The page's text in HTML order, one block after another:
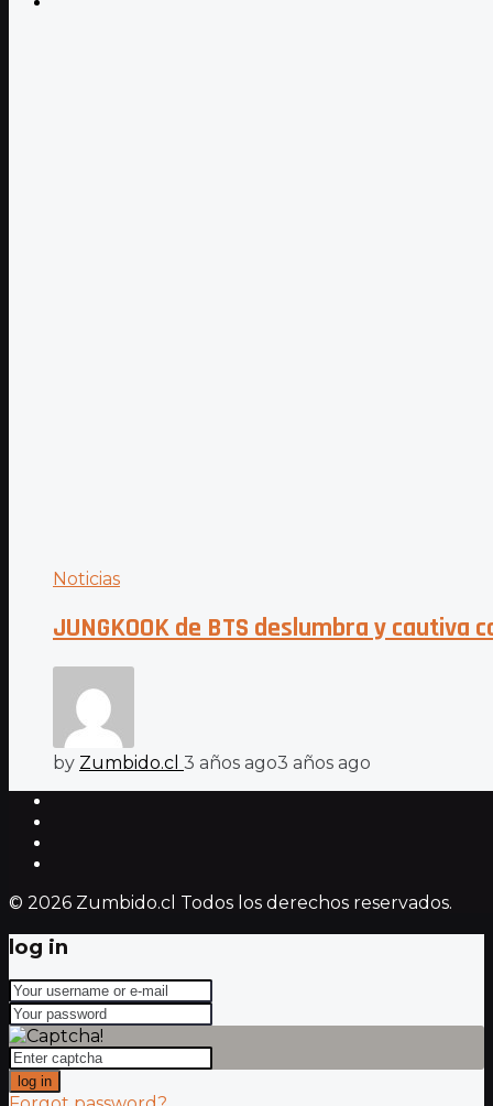
Noticias
JUNGKOOK de BTS deslumbra y cautiva
by Zumbido.cl 3 años ago3 años ago
© 2026 Zumbido.cl Todos los derechos reservados.
log in
log in